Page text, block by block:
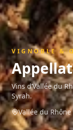
VIGNOBLE &
Vins d’Vallée du
Syrah.
Vallée du Rhône